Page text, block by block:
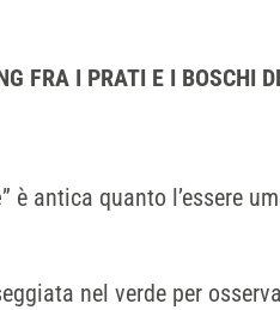
FRA I PRATI E I BOSCHI
” è antica quanto l’essere
nel verde per